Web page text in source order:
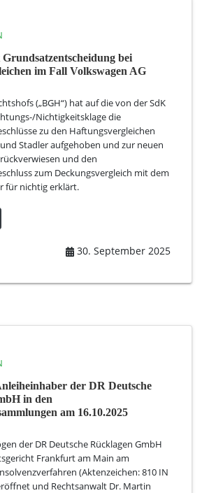
bei
im Fall Volkswagen AG
(„BGH“) hat auf die von der SdK
Nichtigkeitsklage die
zu den Haftungsvergleichen
Stadler aufgehoben und zur neuen
und den
zum Deckungsvergleich mit dem
für nichtig erklärt.
30. September 2025
der DR Deutsche
in den
am 16.10.2025
der DR Deutsche Rücklagen GmbH
Frankfurt am Main am
(Aktenzeichen: 810 IN
und Rechtsanwalt Dr. Martin